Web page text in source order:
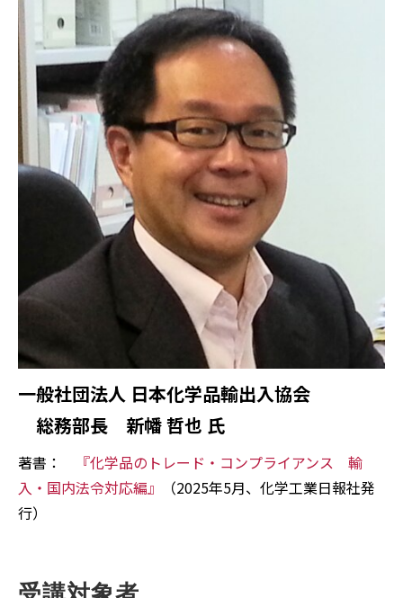
一般社団法人 日本化学品輸出入協会
総務部長 新幡 哲也 氏
著書：
『化学品のトレード・コンプライアンス 輸
入・国内法令対応編』
（2025年5月、化学工業日報社発
行）